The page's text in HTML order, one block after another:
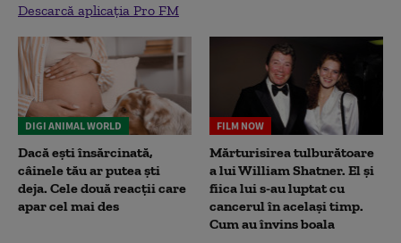
Descarcă aplicația Pro FM
DIGI ANIMAL WORLD
Dacă ești însărcinată,
câinele tău ar putea ști
deja. Cele două reacții care
apar cel mai des
FILM NOW
Mărturisirea tulburătoare
a lui William Shatner. El și
fiica lui s-au luptat cu
cancerul în același timp.
Cum au învins boala